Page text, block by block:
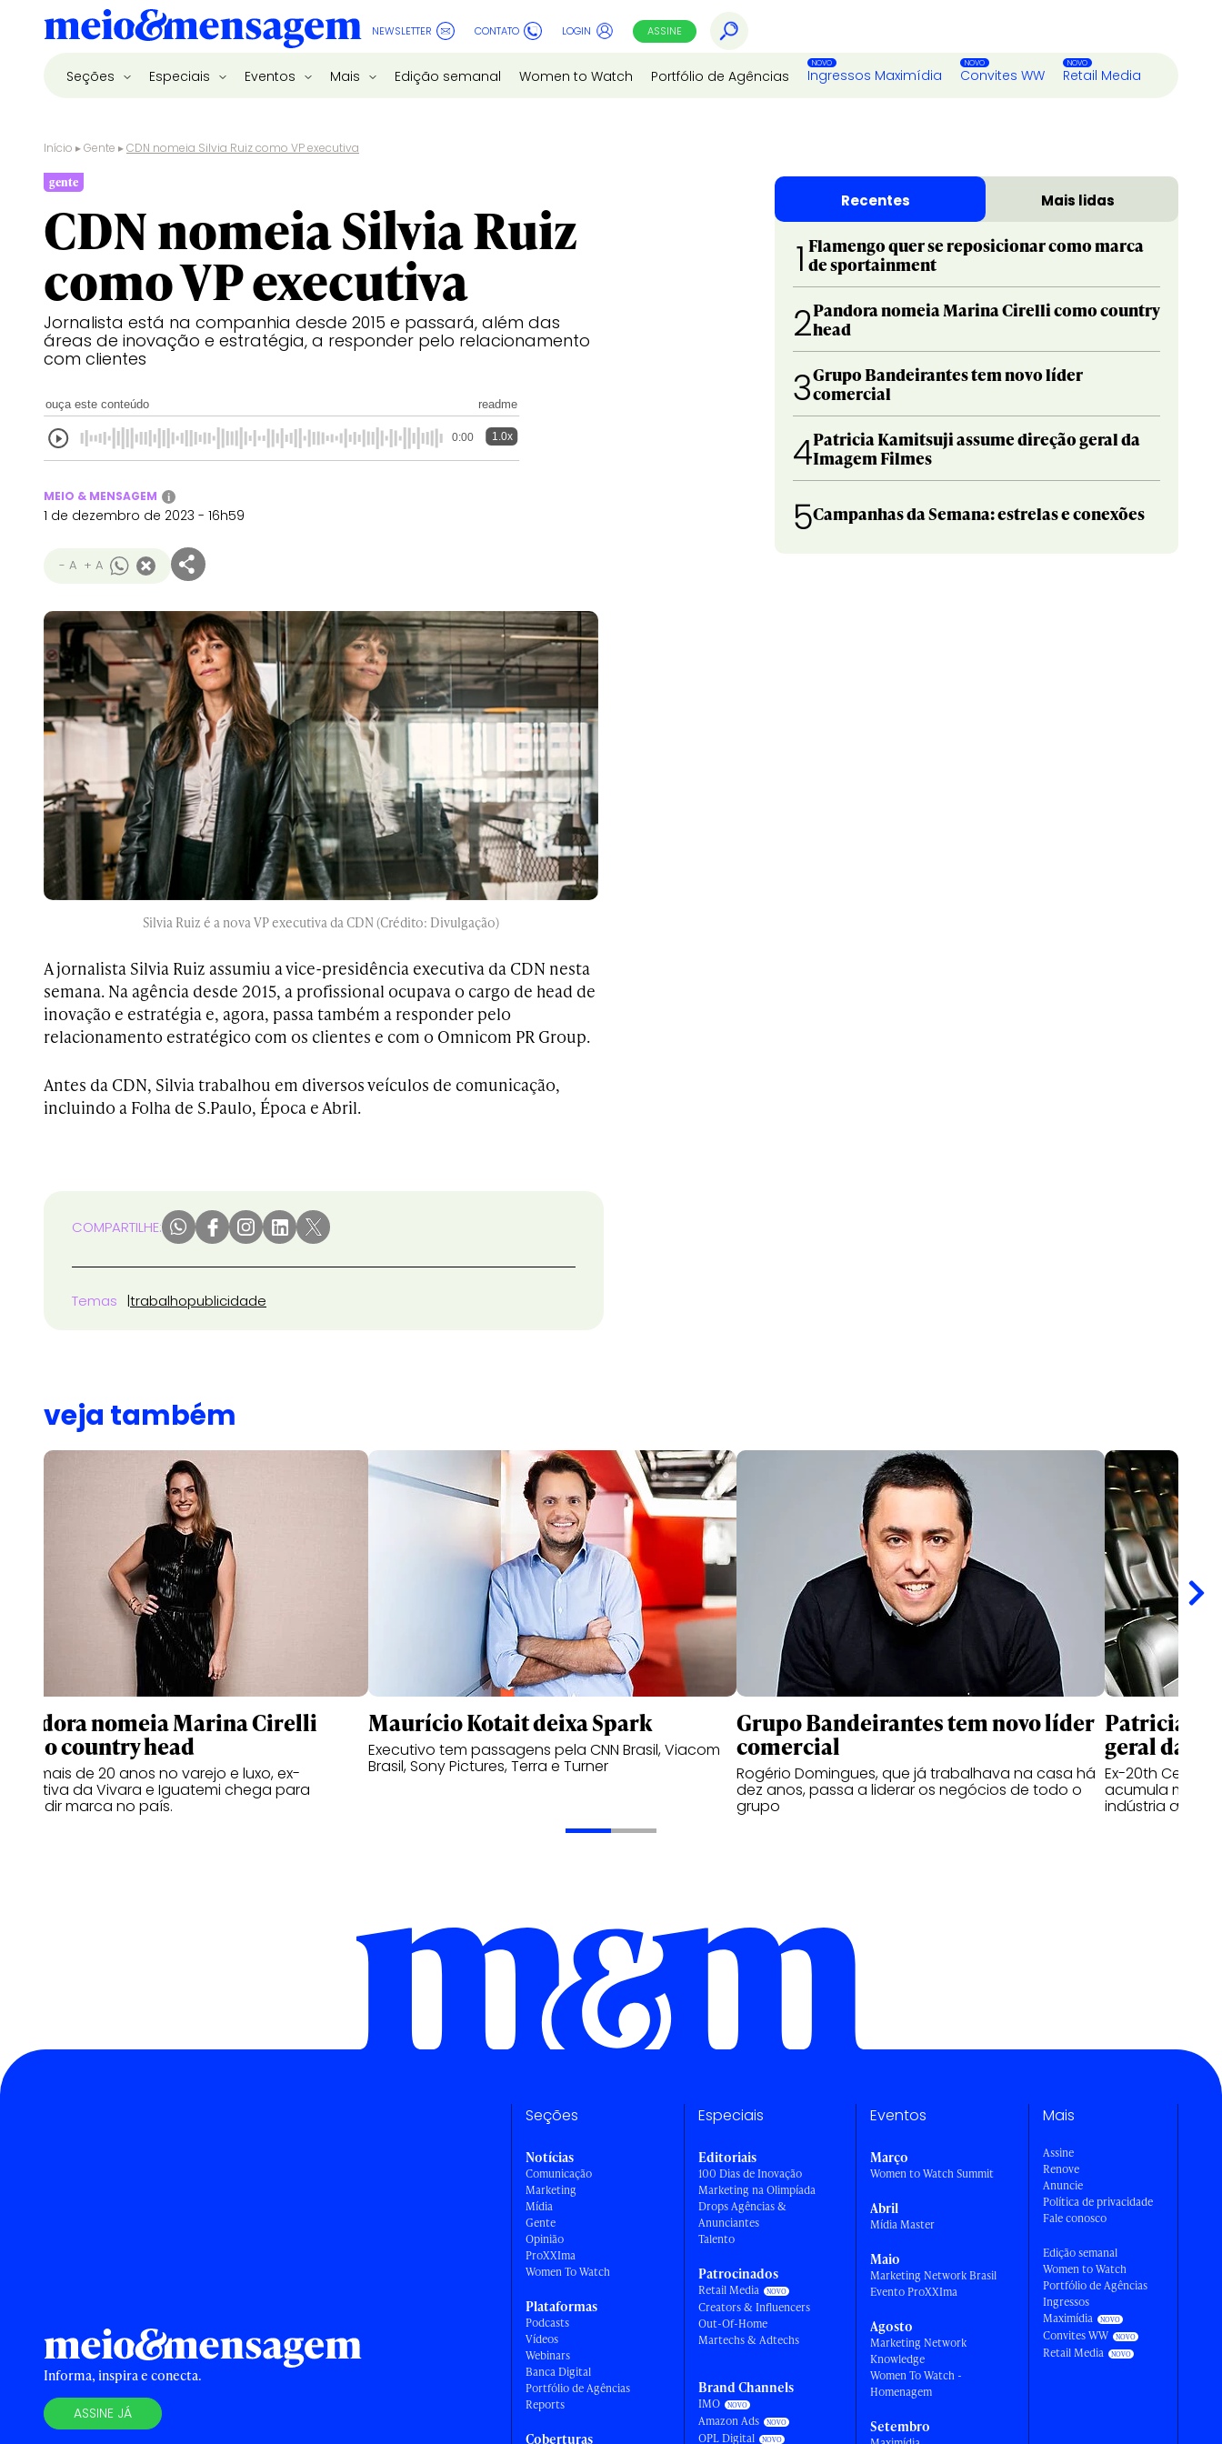
NEWSLETTER CONTATO LOGIN ASSINE
Seções Especiais Eventos Mais Edição semanal Women to Watch Portfólio de Agências Ingressos Maximídia Convites WW Retail Media
Início ▸Gente ▸CDN nomeia Silvia Ruiz como VP executiva
gente
CDN nomeia Silvia Ruiz
como VP executiva
Jornalista está na companhia desde 2015 e passará, além das
áreas de inovação e estratégia, a responder pelo relacionamento
com clientes
ouça este conteúdo readme
0:00 1.0x
MEIO & MENSAGEM i
1 de dezembro de 2023 - 16h59
- A + A
Silvia Ruiz é a nova VP executiva da CDN (Crédito: Divulgação)
A jornalista Silvia Ruiz assumiu a vice-presidência executiva da CDN nesta
semana. Na agência desde 2015, a profissional ocupava o cargo de head de
inovação e estratégia e, agora, passa também a responder pelo
relacionamento estratégico com os clientes e com o Omnicom PR Group.
Antes da CDN, Silvia trabalhou em diversos veículos de comunicação,
incluindo a Folha de S.Paulo, Época e Abril.
COMPARTILHE:
Temas trabalhopublicidade
Recentes Mais lidas
1 Flamengo quer se reposicionar como marca
de sportainment
2Pandora nomeia Marina Cirelli como country
head
3Grupo Bandeirantes tem novo líder
comercial
4Patricia Kamitsuji assume direção geral da
Imagem Filmes
5Campanhas da Semana: estrelas e conexões
veja também
Pandora nomeia Marina Cirelli
como country head
Com mais de 20 anos no varejo e luxo, ex-
executiva da Vivara e Iguatemi chega para
expandir marca no país.
Maurício Kotait deixa Spark
Executivo tem passagens pela CNN Brasil, Viacom
Brasil, Sony Pictures, Terra e Turner
Grupo Bandeirantes tem novo líder
comercial
Rogério Domingues, que já trabalhava na casa há
dez anos, passa a liderar os negócios de todo o
grupo
Patricia
geral da
Ex-20th Century
acumula mais
indústria
Informa, inspira e conecta.
ASSINE JÁ
Seções
Notícias
Comunicação
Marketing
Mídia
Gente
Opinião
ProXXIma
Women To Watch
Plataformas
Podcasts
Vídeos
Webinars
Banca Digital
Portfólio de Agências
Reports
Coberturas
Especiais
Editoriais
100 Dias de Inovação
Marketing na Olimpíada
Drops Agências &
Anunciantes
Talento
Patrocinados
Retail Media
Creators & Influencers
Out-Of-Home
Martechs & Adtechs
Brand Channels
IMO
Amazon Ads
OPL Digital
Eventos
Março
Women to Watch Summit
Abril
Mídia Master
Maio
Marketing Network Brasil
Evento ProXXIma
Agosto
Marketing Network
Knowledge
Women To Watch -
Homenagem
Setembro
Mais
Assine
Renove
Anuncie
Política de privacidade
Fale conosco
Edição semanal
Women to Watch
Portfólio de Agências
Ingressos
Maximídia
Convites WW
Retail Media